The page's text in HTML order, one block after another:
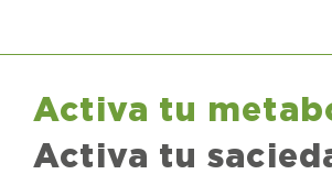
Activa tu
Activa tu